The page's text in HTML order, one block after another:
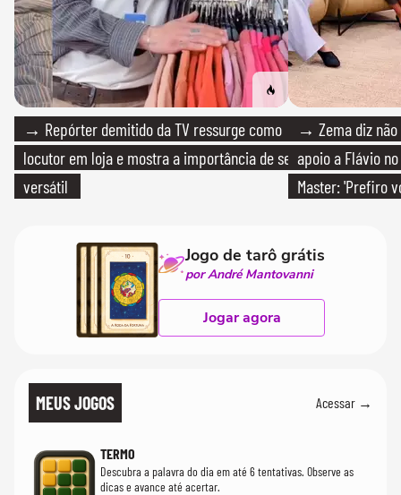
→ Repórter demitido da TV ressurge como
locutor em loja e mostra a importância de ser
versátil
→ Zema diz
apoio a Flávio
Master: 'Prefiro
Jogo de tarô grátis
por André Mantovanni
Jogar agora
MEUS JOGOS Acessar →
TERMO
Descubra a palavra do dia em até 6 tentativas. Observe as
dicas e avance até acertar.